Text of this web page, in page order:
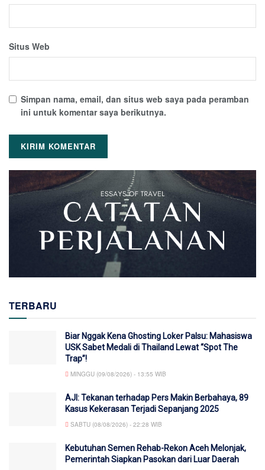
Situs Web
Simpan nama, email, dan situs web saya pada peramban
ini untuk komentar saya berikutnya.
TERBARU
Biar Nggak Kena Ghosting Loker Palsu: Mahasiswa
USK Sabet Medali di Thailand Lewat “Spot The
Trap”!
MINGGU (09/08/2026) - 13:55 WIB
AJI: Tekanan terhadap Pers Makin Berbahaya, 89
Kasus Kekerasan Terjadi Sepanjang 2025
SABTU (08/08/2026) - 22:28 WIB
Kebutuhan Semen Rehab-Rekon Aceh Melonjak,
Pemerintah Siapkan Pasokan dari Luar Daerah